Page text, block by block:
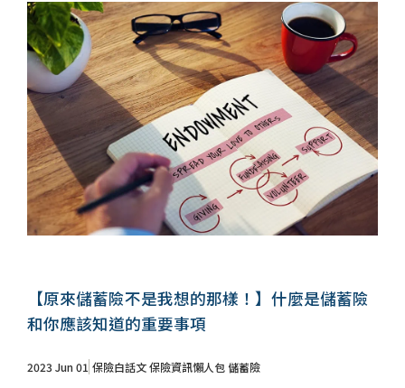
【原來儲蓄險不是我想的那樣！】什麼是儲蓄險
和你應該知道的重要事項
2023 Jun 01 保險白話文保險資訊懶人包儲蓄險